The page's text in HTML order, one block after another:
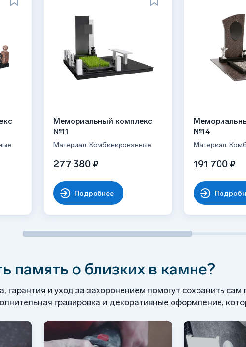
Мемориальный комплекс
№11
Материал: Комбинированные
277 380 ₽
Подробнее
№14
Материал:
191 700 ₽
память о близких в камне?
гарантия и уход за захоронением помогут сохранить
гравировка и декоративные оформление,